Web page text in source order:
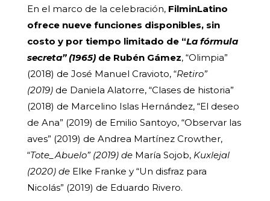
En el marco de la celebración, FilminLatino
ofrece nueve funciones disponibles, sin
costo y por tiempo limitado de “La fórmula
secreta” (1965)de Rubén Gámez, “Olimpia”
(2018) de José Manuel Cravioto, “Retiro”
(2019)de Daniela Alatorre, “Clases de historia”
(2018) de Marcelino Islas Hernández, “El deseo
de Ana” (2019) de Emilio Santoyo, “Observar las
aves” (2019) de Andrea Martínez Crowther,
“Tote_Abuelo” (2019) de María Sojob, Kuxlejal
(2020) deElke Franke y “Un disfraz para
Nicolás” (2019) de Eduardo Rivero.